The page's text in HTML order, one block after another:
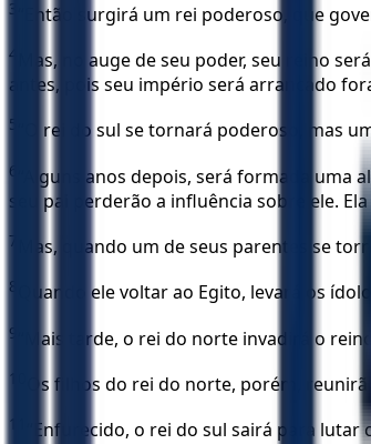
3 “Então surgirá um rei poderoso, que
4
Mas, no auge de seu poder, seu reino
antes, pois seu império será arrancado
5 “O rei do sul se tornará poderoso, mas
6
“Alguns anos depois, será formada
seu pai perderão a influência sobre ele.
7 Mas, quando um de seus parentes se
8 Quando ele voltar ao Egito, levará os
9 “Mais tarde, o rei do norte invadirá o
10 Os filhos do rei do norte, porém,
11 “Enfurecido, o rei do sul sairá para